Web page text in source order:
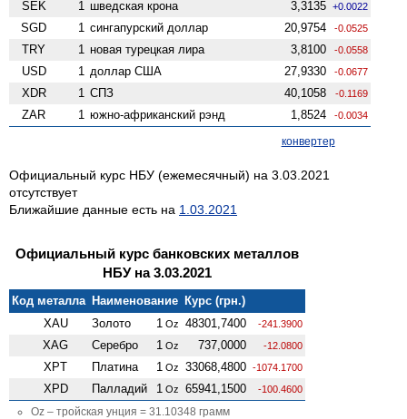
SEK 1 шведская крона 3,3135 +0.0022
SGD 1 сингапурский доллар 20,9754 -0.0525
TRY 1 новая турецкая лира 3,8100 -0.0558
USD 1 доллар США 27,9330 -0.0677
XDR 1 СПЗ 40,1058 -0.1169
ZAR 1 южно-африканский рэнд 1,8524 -0.0034
конвертер
Официальный курс НБУ (ежемесячный) на 3.03.2021
отсутствует
Ближайшие данные есть на 1.03.2021
Официальный курс банковских металлов
НБУ на 3.03.2021
Код металла Наименование Курс (грн.)
XAU
Золото 1 Oz 48301,7400 -241.3900
XAG Серебро 1 Oz 737,0000 -12.0800
XPT Платина 1 Oz 33068,4800 -1074.1700
XPD Палладий 1 Oz 65941,1500 -100.4600
Oz – тройская унция = 31.10348 грамм